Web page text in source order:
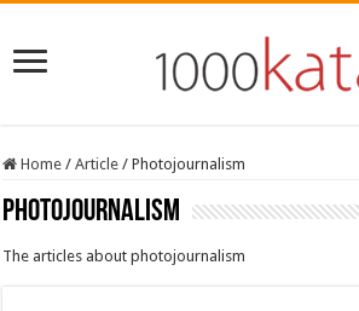
Home / Article / Photojournalism
Photojournalism
The articles about photojournalism